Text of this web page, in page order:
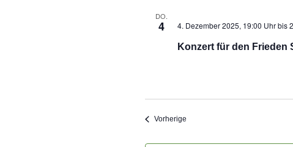
DO.
4 4. Dezember 2025, 19:00 Uhrbis
Konzert für den Frieden
VorherigeVeranstaltungen